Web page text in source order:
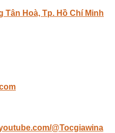
Tân Hoà, Tp. Hồ Chí Minh
@Tocgiawina